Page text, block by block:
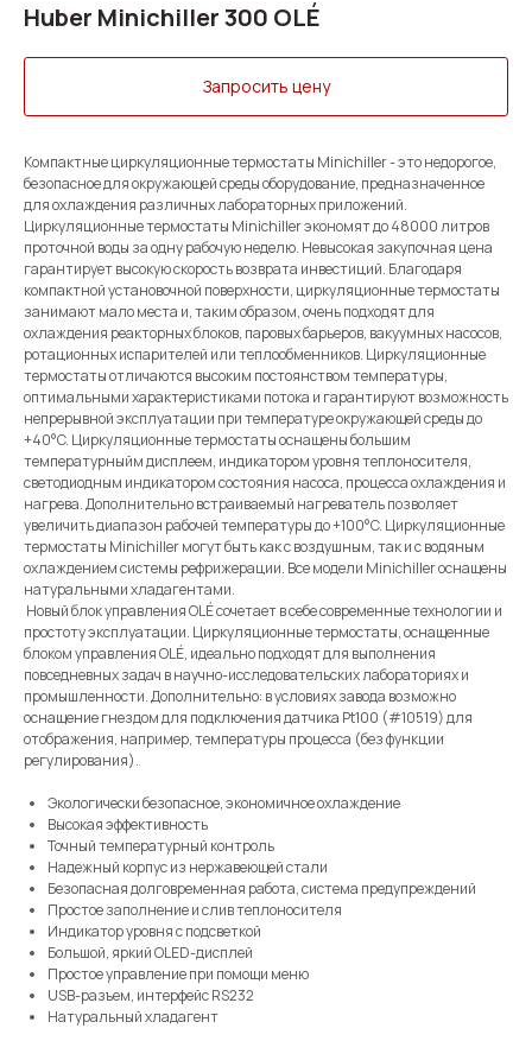
Huber Minichiller 300 OLÉ
Запросить цену
Компактные циркуляционные термостаты Minichiller - это недорогое,
безопасное для окружающей среды оборудование, предназначенное
для охлаждения различных лабораторных приложений.
Циркуляционные термостаты Minichiller экономят до 48000 литров
проточной воды за одну рабочую неделю. Невысокая закупочная цена
гарантирует высокую скорость возврата инвестиций. Благодаря
компактной установочной поверхности, циркуляционные термостаты
занимают мало места и, таким образом, очень подходят для
охлаждения реакторных блоков, паровых барьеров, вакуумных насосов,
ротационных испарителей или теплообменников. Циркуляционные
термостаты отличаются высоким постоянством температуры,
оптимальными характеристиками потока и гарантируют возможность
непрерывной эксплуатации при температуре окружающей среды до
+40°C. Циркуляционные термостаты оснащены большим
температурныйм дисплеем, индикатором уровня теплоносителя,
светодиодным индикатором состояния насоса, процесса охлаждения и
нагрева. Дополнительно встраиваемый нагреватель позволяет
увеличить диапазон рабочей температуры до +100°C. Циркуляционные
термостаты Minichiller могут быть как с воздушным, так и с водяным
охлаждением системы рефрижерации. Все модели Minichiller оснащены
натуральными хладагентами.
Новый блок управления OLÉ сочетает в себе современные технологии и
простоту эксплуатации. Циркуляционные термостаты, оснащенные
блоком управления OLÉ, идеально подходят для выполнения
повседневных задач в научно-исследовательских лабораториях и
промышленности. Дополнительно: в условиях завода возможно
оснащение гнездом для подключения датчика Pt100 (#10519) для
отображения, например, температуры процесса (без функции
регулирования).
Экологически безопасное, экономичное охлаждение
Высокая эффективность
Точный температурный контроль
Надежный корпус из нержавеющей стали
Безопасная долговременная работа, система предупреждений
Простое заполнение и слив теплоносителя
Индикатор уровня с подсветкой
Большой, яркий OLED-дисплей
Простое управление при помощи меню
USB-разъем, интерфейс RS232
Натуральный хладагент